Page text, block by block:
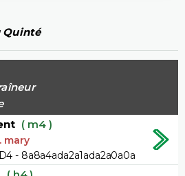
Quinté
( m4 )
mary
- 8a8a4ada2a1ada2a0a0a